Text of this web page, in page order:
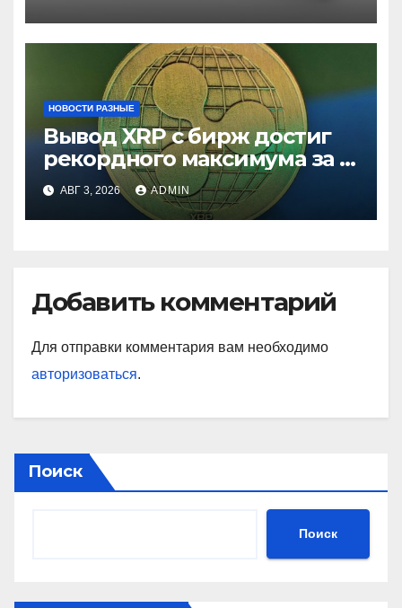
НОВОСТИ РАЗНЫЕ
Вывод XRP с бирж достиг
рекордного максимума за 5
летАВГ 3, 2026 ADMIN
Добавить комментарий
Для отправки комментария вам необходимо
авторизоваться.
Поиск
Поиск